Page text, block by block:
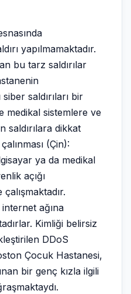
yapılmamaktadır.
bu tarz saldırılar
saldırıları bir
medikal sistemlere ve
saldırılara dikkat
(Çin):
ya da medikal
açığı
ağına
Kimliği belirsiz
DDoS
Çocuk Hastanesi,
bir genç kızla ilgili